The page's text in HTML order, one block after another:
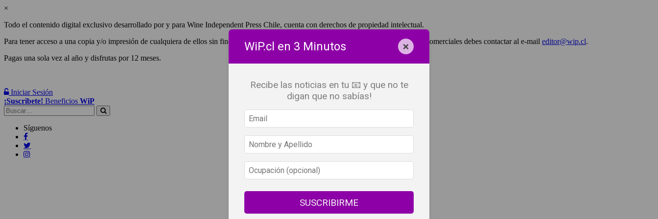
×
Todo el contenido digital exclusivo desarrollado por y para Wine Independent Press Chile, cuenta con derechos de propiedad intelectual.
Para tener acceso a una copia y/o impresión de cualquiera de ellos sin fines de lucro, debes ser #SuscriptorWiP.^Para su réplica con fines comerciales debes contactar al e-mail editor@wip.cl.
Pagas una sola vez al año y disfrutas por 12 meses.
Iniciar Sesión
¡Suscribete! Beneficios WiP
Buscar:
Síguenos
WiP.cl en 3 Minutos ×
Recibe las noticias en tu 📧 y que no te
digan que no sabías!
SUSCRIBIRME